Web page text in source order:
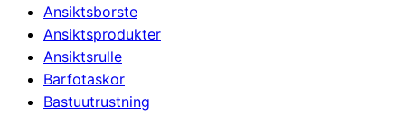
Ansiktsborste
Ansiktsprodukter
Ansiktsrulle
Barfotaskor
Bastuutrustning